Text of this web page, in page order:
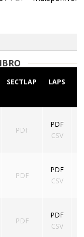
SECTLAP LAPS
PDF
PDF
CSV
PDF
PDF
CSV
PDF
PDF
CSV